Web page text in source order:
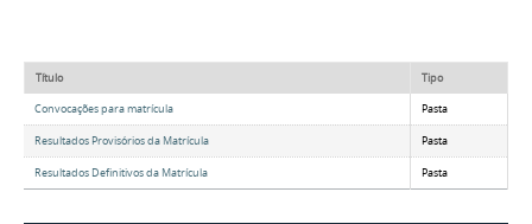
Título Tipo
Convocações para matrícula Pasta
Resultados Provisórios da Matrícula Pasta
Resultados Definitivos da Matrícula Pasta